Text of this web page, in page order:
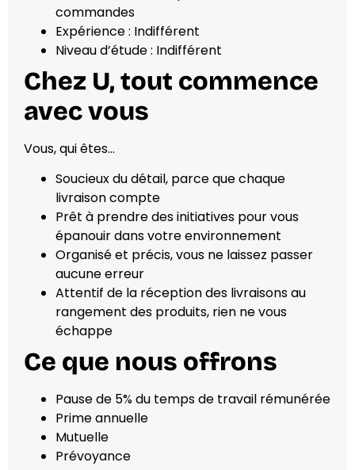
commandes
Expérience : Indifférent
Niveau d’étude : Indifférent
Chez U, tout commence
avec vous
Vous, qui êtes…
Soucieux du détail, parce que chaque
livraison compte
Prêt à prendre des initiatives pour vous
épanouir dans votre environnement
Organisé et précis, vous ne laissez passer
aucune erreur
Attentif de la réception des livraisons au
rangement des produits, rien ne vous
échappe
Ce que nous offrons
Pause de 5% du temps de travail rémunérée
Prime annuelle
Mutuelle
Prévoyance